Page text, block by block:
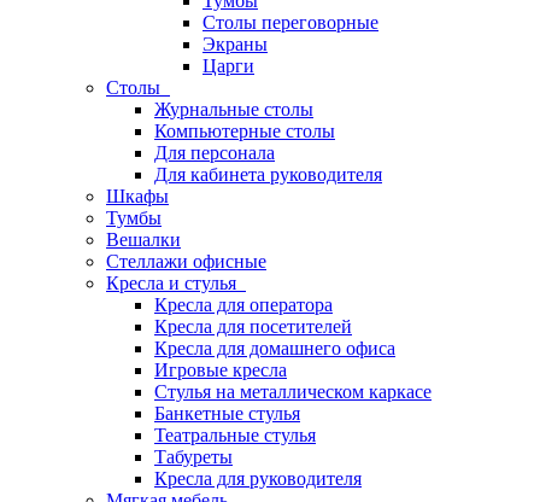
Столы переговорные
Экраны
Царги
Столы
Журнальные столы
Компьютерные столы
Для персонала
Для кабинета руководителя
Шкафы
Тумбы
Вешалки
Стеллажи офисные
Кресла и стулья
Кресла для оператора
Кресла для посетителей
Кресла для домашнего офиса
Игровые кресла
Стулья на металлическом каркасе
Банкетные стулья
Театральные стулья
Табуреты
Кресла для руководителя